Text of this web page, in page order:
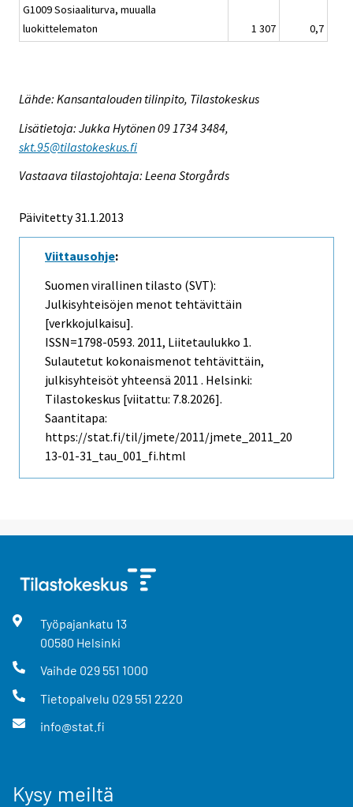
G1009 Sosiaaliturva, muualla
luokittelematon
1 307 0,7
Lähde: Kansantalouden tilinpito, Tilastokeskus
Lisätietoja: Jukka Hytönen 09 1734 3484,
skt.95@tilastokeskus.fi
Vastaava tilastojohtaja: Leena Storgårds
Päivitetty 31.1.2013
Viittausohje:
Suomen virallinen tilasto (SVT):
Julkisyhteisöjen menot tehtävittäin
[verkkojulkaisu].
ISSN=1798-0593. 2011, Liitetaulukko 1.
Sulautetut kokonaismenot tehtävittäin,
julkisyhteisöt yhteensä 2011 . Helsinki:
Tilastokeskus [viitattu: 7.8.2026].
Saantitapa:
https://stat.fi/til/jmete/2011/jmete_2011_20
13-01-31_tau_001_fi.html
Työpajankatu 13
00580 Helsinki
Vaihde 029 551 1000
Tietopalvelu 029 551 2220
info@stat.fi
Kysy meiltä